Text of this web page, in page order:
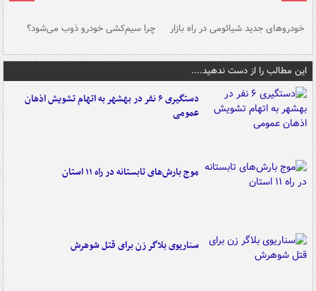
خودروهای جدید شیائومی در راه بازار چرا سیم‌کشی خودرو ذوب می‌شود؟
این مطالب را از دست ندهید....
دستگیری ۶ نفر در بهشهر به اتهام تشویش اذهان
عمومی
موج بارش‌های تابستانه در راه ۱۱ استان
سناریوی بلاگر زن برای قتل شوهرش